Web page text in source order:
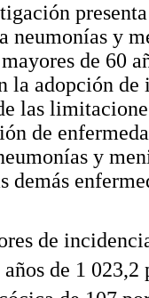
neumonías y
de 60
la adopción de
las
de
y
demás
de
de 1 023,2